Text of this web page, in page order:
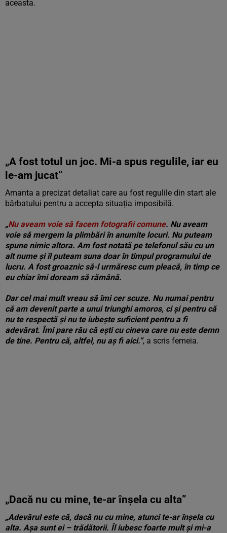
aceasta.
„A fost totul un joc. Mi-a spus regulile, iar eu
le-am jucat”
Amanta a precizat detaliat care au fost regulile din start ale
bărbatului pentru a accepta situația imposibilă.
„Nu aveam voie să facem fotografii comune. Nu aveam
voie să mergem la plimbări în anumite locuri. Nu puteam
spune nimic altora. Am fost notată pe telefonul său cu un
alt nume și îl puteam suna doar în timpul programului de
lucru. A fost groaznic să-l urmăresc cum pleacă, în timp ce
eu chiar îmi doream să rămână.
Dar cel mai mult vreau să îmi cer scuze. Nu numai pentru
că am devenit parte a unui triunghi amoros, ci și pentru că
nu te respectă și nu te iubește suficient pentru a fi
adevărat. Îmi pare rău că ești cu cineva care nu este demn
de tine. Pentru că, altfel, nu aș fi aici.”, a scris femeia.
„Dacă nu cu mine, te-ar înșela cu alta”
„Adevărul este că, dacă nu cu mine, atunci te-ar înșela cu
alta. Așa sunt ei – trădătorii. Îl iubesc foarte mult și mi-a